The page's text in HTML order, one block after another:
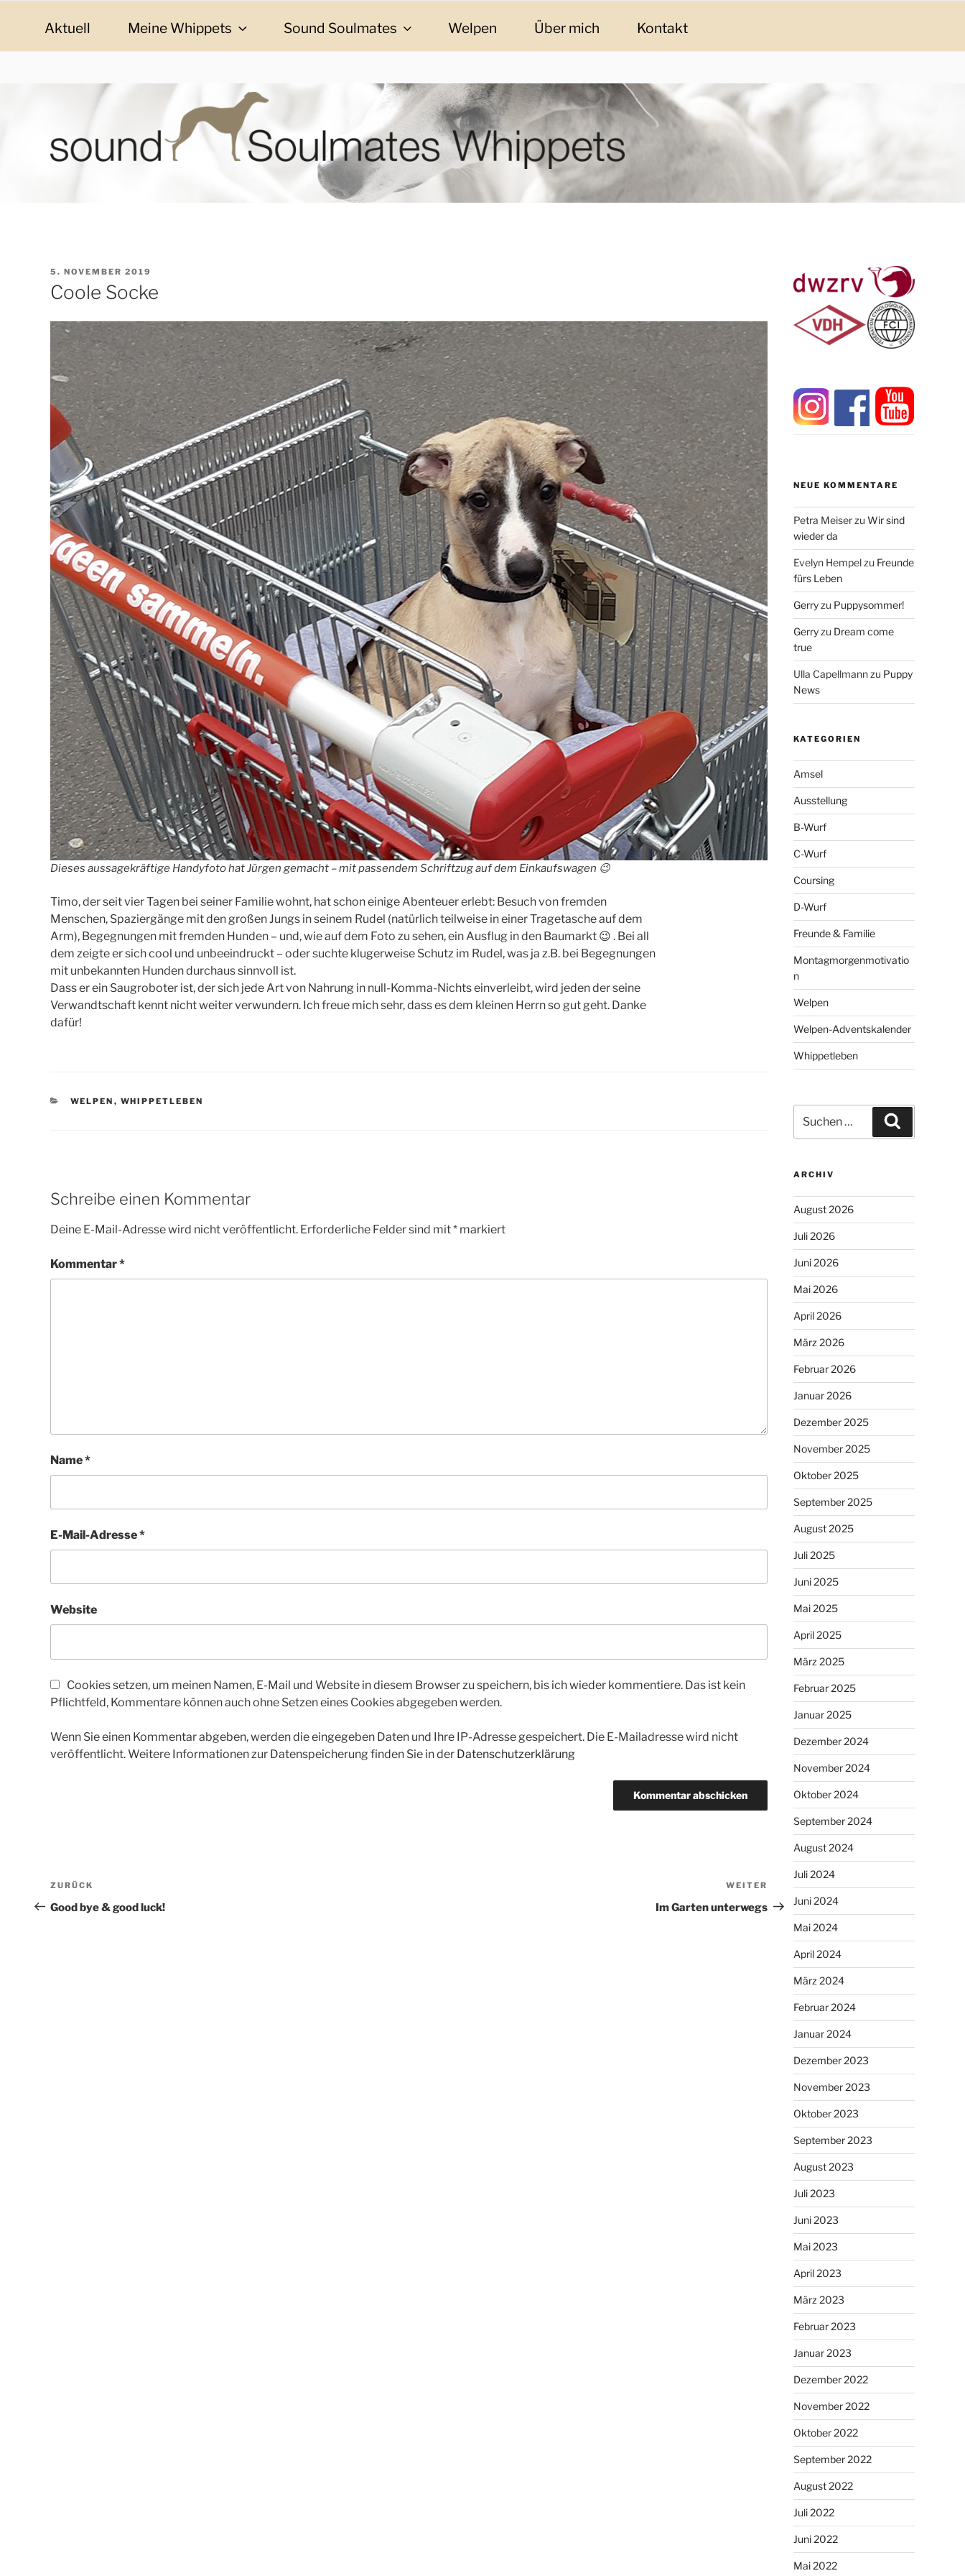
SOUND SOULMATES WHIPPETS
sound Soulmates – Whippets fürs Leben! Bilder, Geschichten und Informationen
Aktuell Meine Whippets Sound Soulmates Welpen Über mich Kontakt
VERÖFFENTLICHT
AM
5. NOVEMBER 2019
Coole Socke
Dieses aussagekräftige Handyfoto hat Jürgen gemacht – mit passendem Schriftzug auf dem Einkaufswagen 😉
Timo, der seit vier Tagen bei seiner Familie wohnt, hat schon einige Abenteuer erlebt: Besuch von fremden
Menschen, Spaziergänge mit den großen Jungs in seinem Rudel (natürlich teilweise in einer Tragetasche auf dem
Arm), Begegnungen mit fremden Hunden – und, wie auf dem Foto zu sehen, ein Ausflug in den Baumarkt 😉 . Bei all
dem zeigte er sich cool und unbeeindruckt – oder suchte klugerweise Schutz im Rudel, was ja z.B. bei Begegnungen
mit unbekannten Hunden durchaus sinnvoll ist.
Dass er ein Saugroboter ist, der sich jede Art von Nahrung in null-Komma-Nichts einverleibt, wird jeden der seine
Verwandtschaft kennt nicht weiter verwundern. Ich freue mich sehr, dass es dem kleinen Herrn so gut geht. Danke
dafür!
KATEGORIEN
WELPEN , WHIPPETLEBEN
Schreibe einen Kommentar
Deine E-Mail-Adresse wird nicht veröffentlicht. Erforderliche Felder sind mit* markiert
Kommentar*
Name*
E-Mail-Adresse*
Website
Cookies setzen, um meinen Namen, E-Mail und Website in diesem Browser zu speichern, bis ich wieder kommentiere. Das ist kein
Pflichtfeld, Kommentare können auch ohne Setzen eines Cookies abgegeben werden.
Wenn Sie einen Kommentar abgeben, werden die eingegeben Daten und Ihre IP-Adresse gespeichert. Die E-Mailadresse wird nicht
veröffentlicht. Weitere Informationen zur Datenspeicherung finden Sie in der Datenschutzerklärung
Beitragsnavigation
Vorheriger
Beitrag
ZURÜCK
Good bye & good luck!
Nächster
Beitrag
WEITER
Im Garten unterwegs
NEUE KOMMENTARE
Petra Meiser zuWir sind
wieder da
Evelyn Hempel zu Freunde
fürs Leben
Gerry zu Puppysommer!
Gerry zu Dream come
true
Ulla Capellmann zu Puppy
News
KATEGORIEN
Amsel
Ausstellung
B-Wurf
C-Wurf
Coursing
D-Wurf
Freunde & Familie
Montagmorgenmotivatio
n
Welpen
Welpen-Adventskalender
Whippetleben
nach:
ARCHIV
August 2026
Juli 2026
Juni 2026
Mai 2026
April 2026
März 2026
Februar 2026
Januar 2026
Dezember 2025
November 2025
Oktober 2025
September 2025
August 2025
Juli 2025
Juni 2025
Mai 2025
April 2025
März 2025
Februar 2025
Januar 2025
Dezember 2024
November 2024
Oktober 2024
September 2024
August 2024
Juli 2024
Juni 2024
Mai 2024
April 2024
März 2024
Februar 2024
Januar 2024
Dezember 2023
November 2023
Oktober 2023
September 2023
August 2023
Juli 2023
Juni 2023
Mai 2023
April 2023
März 2023
Februar 2023
Januar 2023
Dezember 2022
November 2022
Oktober 2022
September 2022
August 2022
Juli 2022
Juni 2022
Mai 2022